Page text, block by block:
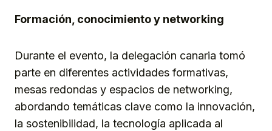
Formación, conocimiento y networking
Durante el evento, la delegación canaria tomó
parte en diferentes actividades formativas,
mesas redondas y espacios de networking,
abordando temáticas clave como la innovación,
la sostenibilidad, la tecnología aplicada al